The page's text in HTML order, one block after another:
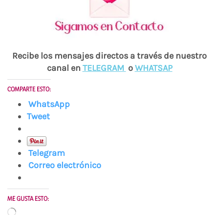
Recibe los mensajes directos a través de nuestro
canal en TELEGRAM oWHATSAP
COMPARTE ESTO:
WhatsApp
Tweet
Telegram
Correo electrónico
ME GUSTA ESTO:
Cargando...